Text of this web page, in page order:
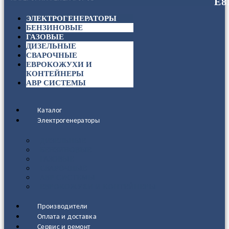
ЭЛЕКТРОГЕНЕРАТОРЫ
БЕНЗИНОВЫЕ
ГАЗОВЫЕ
ДИЗЕЛЬНЫЕ
СВАРОЧНЫЕ
ЕВРОКОЖУХИ И
КОНТЕЙНЕРЫ
АВР СИСТЕМЫ
Каталог
Электрогенераторы
Производители
Оплата и доставка
Сервис и ремонт